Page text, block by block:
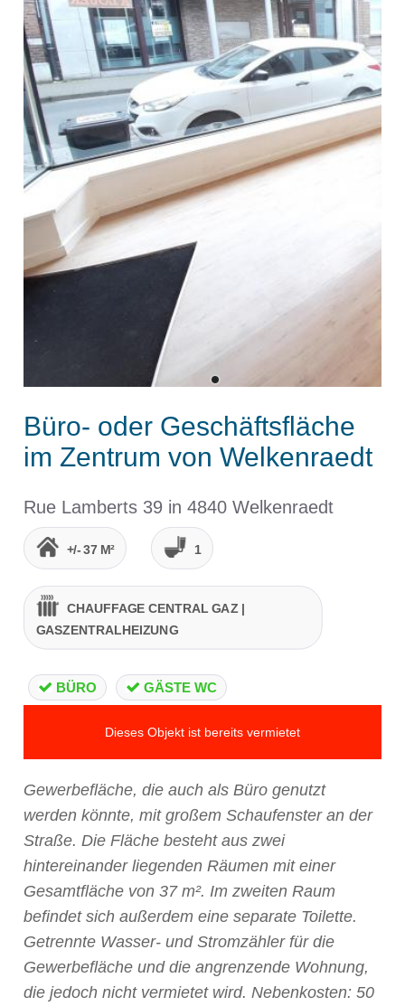
Büro- oder Geschäftsfläche
im Zentrum von Welkenraedt
Rue Lamberts 39 in 4840 Welkenraedt
+/- 37 M² 1
CHAUFFAGE CENTRAL GAZ |
GASZENTRALHEIZUNG
BÜRO GÄSTE WC
Dieses Objekt ist bereits vermietet
Gewerbefläche, die auch als Büro genutzt
werden könnte, mit großem Schaufenster an der
Straße. Die Fläche besteht aus zwei
hintereinander liegenden Räumen mit einer
Gesamtfläche von 37 m². Im zweiten Raum
befindet sich außerdem eine separate Toilette.
Getrennte Wasser- und Stromzähler für die
Gewerbefläche und die angrenzende Wohnung,
die jedoch nicht vermietet wird. Nebenkosten: 50